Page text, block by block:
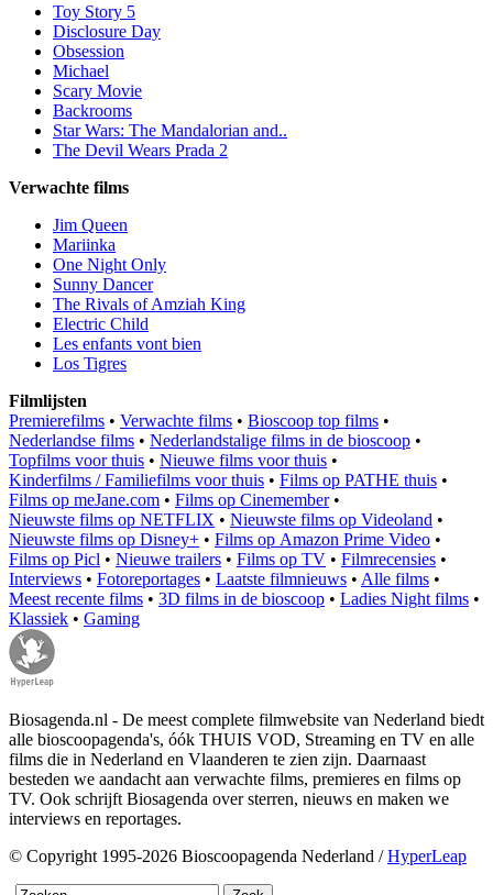
Toy Story 5
Disclosure Day
Obsession
Michael
Scary Movie
Backrooms
Star Wars: The Mandalorian and..
The Devil Wears Prada 2
Verwachte films
Jim Queen
Mariinka
One Night Only
Sunny Dancer
The Rivals of Amziah King
Electric Child
Les enfants vont bien
Los Tigres
Filmlijsten
Premierefilms • Verwachte films • Bioscoop top films •
Nederlandse films • Nederlandstalige films in de bioscoop •
Topfilms voor thuis • Nieuwe films voor thuis •
Kinderfilms / Familiefilms voor thuis • Films op PATHE thuis •
Films op meJane.com • Films op Cinemember•
Nieuwste films op NETFLIX • Nieuwste films op Videoland •
Nieuwste films op Disney+ • Films op Amazon Prime Video •
Films op Picl • Nieuwe trailers • Films op TV • Filmrecensies •
Interviews • Fotoreportages • Laatste filmnieuws • Alle films •
Meest recente films • 3D films in de bioscoop • Ladies Night films •
Klassiek • Gaming
Biosagenda.nl - De meest complete filmwebsite van Nederland biedt
alle bioscoopagenda's, óók THUIS VOD, Streaming en TV en alle
films die in Nederland en Vlaanderen te zien zijn. Daarnaast
besteden we aandacht aan verwachte films, premieres en films op
TV. Ook schrijft Biosagenda over sterren, nieuws en maken we
interviews en reportages.
© Copyright 1995-2026 Bioscoopagenda Nederland /HyperLeap